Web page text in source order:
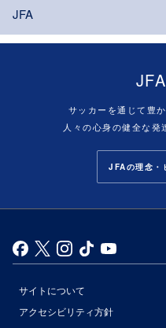
JFA
サッカーを通じて豊
人々の心身の健全な発
JFAの理念・
サイトについて
アクセシビリティ方針